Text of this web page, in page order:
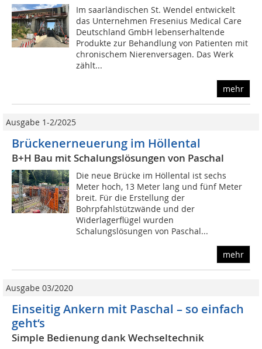
Im saarländischen St. Wendel entwickelt
das Unternehmen Fresenius Medical Care
Deutschland GmbH lebenserhaltende
Produkte zur Behandlung von Patienten mit
chronischem Nierenversagen. Das Werk
zählt...
mehr
Ausgabe 1-2/2025
Brückenerneuerung im Höllental
B+H Bau mit Schalungslösungen von Paschal
Die neue Brücke im Höllental ist sechs
Meter hoch, 13 Meter lang und fünf Meter
breit. Für die Erstellung der
Bohrpfahlstützwände und der
Widerlagerflügel wurden
Schalungslösungen von Paschal...
mehr
Ausgabe 03/2020
Einseitig Ankern mit Paschal – so einfach
geht‘s
Simple Bedienung dank Wechseltechnik